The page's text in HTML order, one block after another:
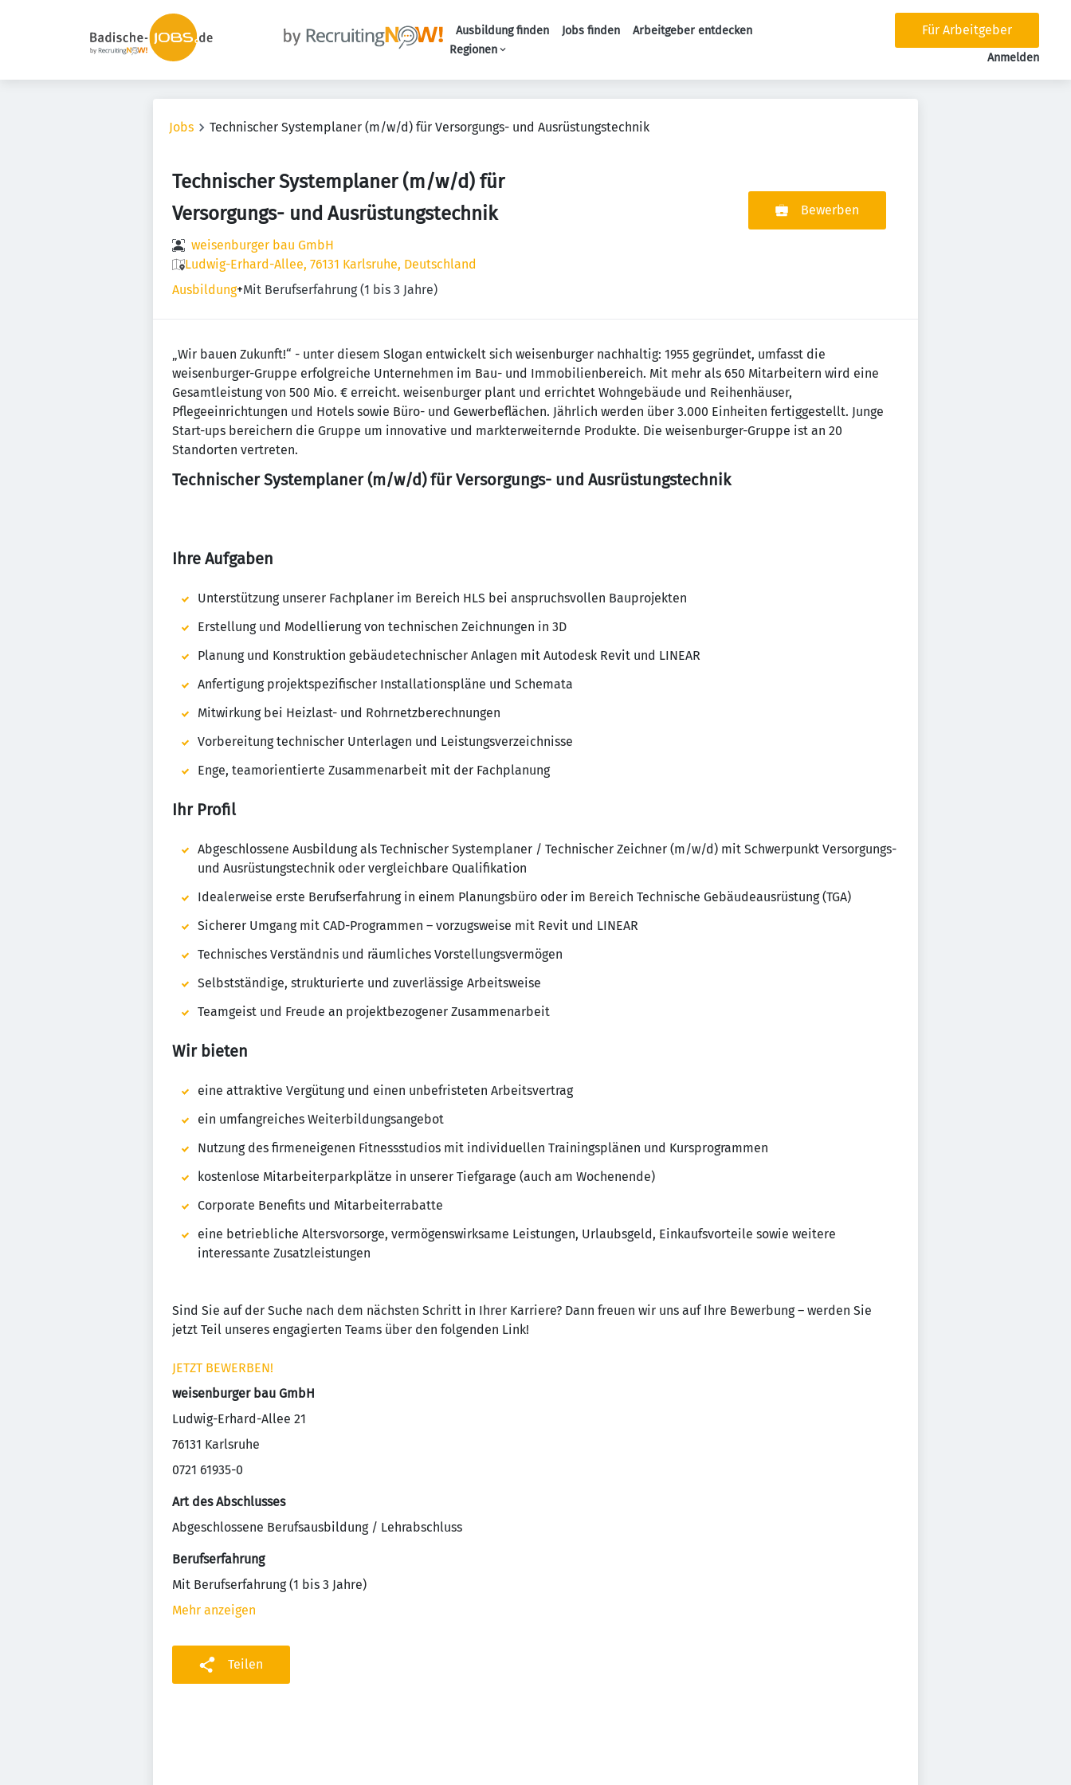
Ausbildung finden Jobs finden
Arbeitgeber entdecken
Regionen
Für Arbeitgeber
Anmelden
Jobs Technischer Systemplaner (m/w/d) für Versorgungs- und Ausrüstungstechnik
Technischer Systemplaner (m/w/d) für
Versorgungs- und Ausrüstungstechnik
weisenburger bau GmbH
Ludwig-Erhard-Allee, 76131 Karlsruhe, Deutschland
Ausbildung+Mit Berufserfahrung (1 bis 3 Jahre)
Bewerben
„Wir bauen Zukunft!“ - unter diesem Slogan entwickelt sich weisenburger nachhaltig: 1955 gegründet, umfasst die
weisenburger-Gruppe erfolgreiche Unternehmen im Bau- und Immobilienbereich. Mit mehr als 650 Mitarbeitern wird eine
Gesamtleistung von 500 Mio. € erreicht. weisenburger plant und errichtet Wohngebäude und Reihenhäuser,
Pflegeeinrichtungen und Hotels sowie Büro- und Gewerbeflächen. Jährlich werden über 3.000 Einheiten fertiggestellt. Junge
Start-ups bereichern die Gruppe um innovative und markterweiternde Produkte. Die weisenburger-Gruppe ist an 20
Standorten vertreten.
Technischer Systemplaner (m/w/d) für Versorgungs- und Ausrüstungstechnik
Ihre Aufgaben
Unterstützung unserer Fachplaner im Bereich HLS bei anspruchsvollen Bauprojekten
Erstellung und Modellierung von technischen Zeichnungen in 3D
Planung und Konstruktion gebäudetechnischer Anlagen mit Autodesk Revit und LINEAR
Anfertigung projektspezifischer Installationspläne und Schemata
Mitwirkung bei Heizlast- und Rohrnetzberechnungen
Vorbereitung technischer Unterlagen und Leistungsverzeichnisse
Enge, teamorientierte Zusammenarbeit mit der Fachplanung
Ihr Profil
Abgeschlossene Ausbildung als Technischer Systemplaner / Technischer Zeichner (m/w/d) mit Schwerpunkt Versorgungs-
und Ausrüstungstechnik oder vergleichbare Qualifikation
Idealerweise erste Berufserfahrung in einem Planungsbüro oder im Bereich Technische Gebäudeausrüstung (TGA)
Sicherer Umgang mit CAD-Programmen – vorzugsweise mit Revit und LINEAR
Technisches Verständnis und räumliches Vorstellungsvermögen
Selbstständige, strukturierte und zuverlässige Arbeitsweise
Teamgeist und Freude an projektbezogener Zusammenarbeit
Wir bieten
eine attraktive Vergütung und einen unbefristeten Arbeitsvertrag
ein umfangreiches Weiterbildungsangebot
Nutzung des firmeneigenen Fitnessstudios mit individuellen Trainingsplänen und Kursprogrammen
kostenlose Mitarbeiterparkplätze in unserer Tiefgarage (auch am Wochenende)
Corporate Benefits und Mitarbeiterrabatte
eine betriebliche Altersvorsorge, vermögenswirksame Leistungen, Urlaubsgeld, Einkaufsvorteile sowie weitere
interessante Zusatzleistungen
Sind Sie auf der Suche nach dem nächsten Schritt in Ihrer Karriere? Dann freuen wir uns auf Ihre Bewerbung – werden Sie
jetzt Teil unseres engagierten Teams über den folgenden Link!
JETZT BEWERBEN!
weisenburger bau GmbH
Ludwig-Erhard-Allee 21
76131 Karlsruhe
0721 61935-0
Art des Abschlusses
Abgeschlossene Berufsausbildung / Lehrabschluss
Berufserfahrung
Mit Berufserfahrung (1 bis 3 Jahre)
Mehr anzeigen
Teilen